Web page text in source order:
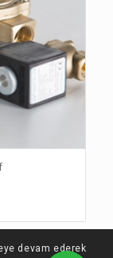
devam ederek